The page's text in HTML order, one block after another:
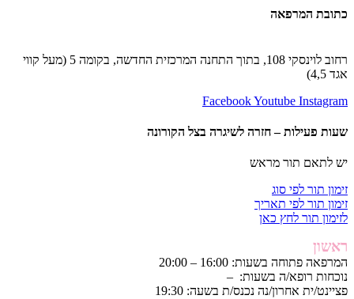
כתובת המרפאה
רחוב לוינסקי 108, בתוך התחנה המרכזית החדשה, בקומה 5 (מעל קווי
אגד 4,5)
FacebookYoutube Instagram
שעות פעילות – חזרה לשיגרה בצל הקורונה
יש לתאם תור מראש
זימון תור לפי סוג
זימון תור לפי תאריך
לזימון תור לחץ כאן
ראשון
המרפאה פתוחה בשעות: 16:00 – 20:00
נוכחות רופא/ה בשעות: –
פציינט/ית אחרון/נה נכנס/ת בשעה: 19:30